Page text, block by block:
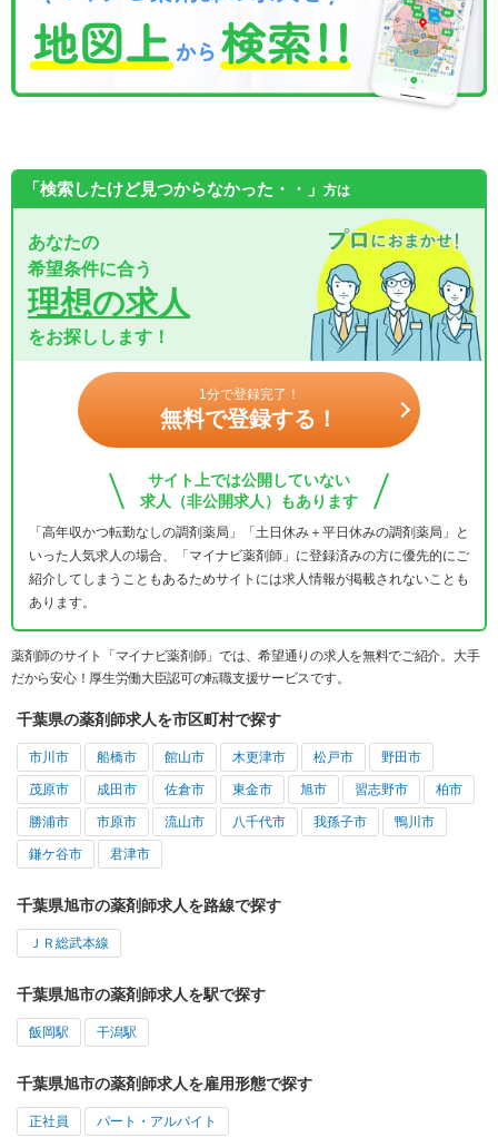
「検索したけど見つからなかった・・」 方は
あなたの
希望条件に合う
理想の求人
をお探しします！
1分で登録完了！
無料で登録する！
サイト上では公開していない
求人（非公開求人）もあります
「高年収かつ転勤なしの調剤薬局」「土日休み＋平日休みの調剤薬局」と
いった人気求人の場合、「マイナビ薬剤師」に登録済みの方に優先的にご
紹介してしまうこともあるためサイトには求人情報が掲載されないことも
あります。
薬剤師のサイト「マイナビ薬剤師」では、希望通りの求人を無料でご紹介。大手
だから安心！厚生労働大臣認可の転職支援サービスです。
千葉県の薬剤師求人を市区町村で探す
市川市 船橋市 館山市 木更津市 松戸市 野田市
茂原市 成田市 佐倉市 東金市 旭市 習志野市 柏市
勝浦市 市原市 流山市 八千代市 我孫子市 鴨川市
鎌ケ谷市 君津市
千葉県旭市の薬剤師求人を路線で探す
ＪＲ総武本線
千葉県旭市の薬剤師求人を駅で探す
飯岡駅 干潟駅
千葉県旭市の薬剤師求人を雇用形態で探す
正社員 パート・アルバイト